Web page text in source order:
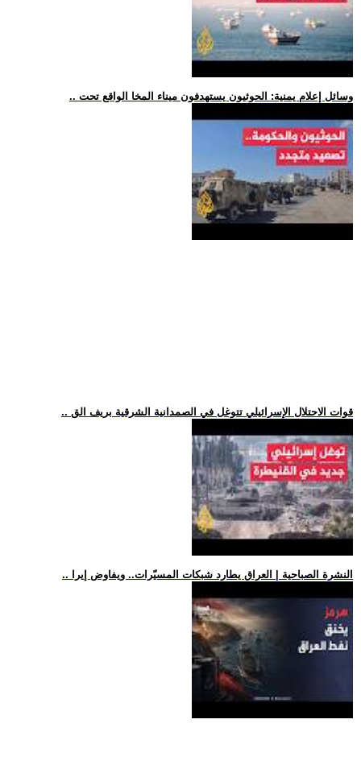
.. وسائل إعلام يمنية: الحوثيون يستهدفون ميناء المخا الواقع تحت
.. قوات الاحتلال الإسرائيلي تتوغل في الصمدانية الشرقية بريف الق
.. النشرة الصباحية | العراق يطارد شبكات المسيّرات.. ويفاوض إيرا